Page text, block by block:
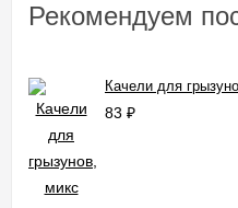
Рекомендуем
Качели для
83 ₽